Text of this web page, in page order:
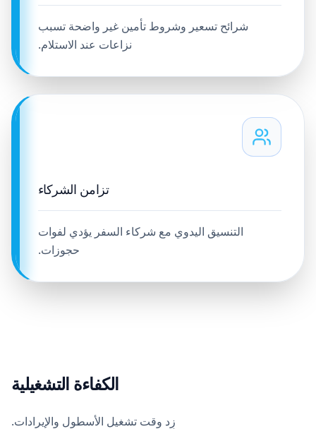
شرائح تسعير وشروط تأمين غير واضحة تسبب
نزاعات عند الاستلام.
تزامن الشركاء
التنسيق اليدوي مع شركاء السفر يؤدي لفوات
حجوزات.
الكفاءة التشغيلية
زِد وقت تشغيل الأسطول والإيرادات.